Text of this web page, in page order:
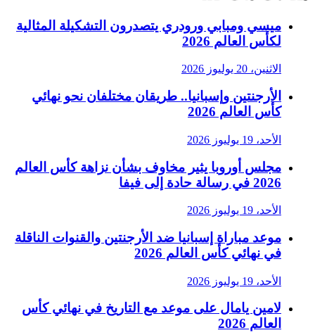
ميسي ومبابي ورودري يتصدرون التشكيلة المثالية
لكأس العالم 2026
الاثنين، 20 يوليوز 2026
الأرجنتين وإسبانيا.. طريقان مختلفان نحو نهائي
كأس العالم 2026
الأحد، 19 يوليوز 2026
مجلس أوروبا يثير مخاوف بشأن نزاهة كأس العالم
2026 في رسالة حادة إلى فيفا
الأحد، 19 يوليوز 2026
موعد مباراة إسبانيا ضد الأرجنتين والقنوات الناقلة
في نهائي كأس العالم 2026
الأحد، 19 يوليوز 2026
لامين يامال على موعد مع التاريخ في نهائي كأس
العالم 2026